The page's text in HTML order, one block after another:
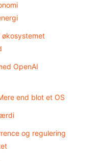
OpenAI
end blot et OS
og regulering